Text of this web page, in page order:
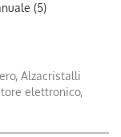
(5)
Alzacristalli
elettronico,